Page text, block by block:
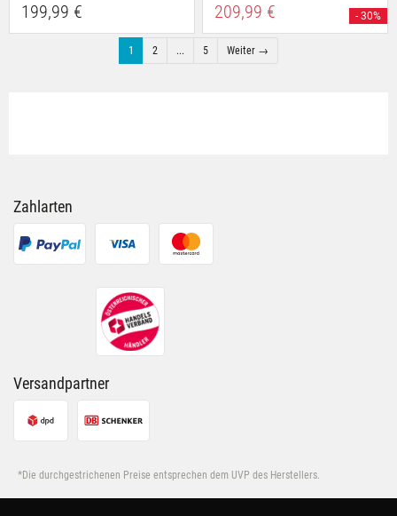
199,99 € 209,99 € - 30%
1 2 ... 5 Weiter →
Zahlarten
Versandpartner
*Die durchgestrichenen Preise entsprechen dem UVP des Herstellers.